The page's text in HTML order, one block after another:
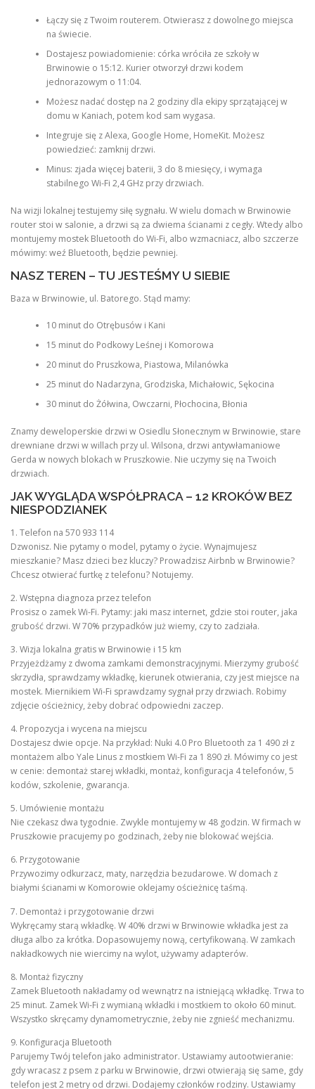
Łączy się z Twoim routerem. Otwierasz z dowolnego miejsca
na świecie.
Dostajesz powiadomienie: córka wróciła ze szkoły w
Brwinowie o 15:12. Kurier otworzył drzwi kodem
jednorazowym o 11:04.
Możesz nadać dostęp na 2 godziny dla ekipy sprzątającej w
domu w Kaniach, potem kod sam wygasa.
Integruje się z Alexa, Google Home, HomeKit. Możesz
powiedzieć: zamknij drzwi.
Minus: zjada więcej baterii, 3 do 8 miesięcy, i wymaga
stabilnego Wi-Fi 2,4 GHz przy drzwiach.
Na wizji lokalnej testujemy siłę sygnału. W wielu domach w Brwinowie
router stoi w salonie, a drzwi są za dwiema ścianami z cegły. Wtedy albo
montujemy mostek Bluetooth do Wi-Fi, albo wzmacniacz, albo szczerze
mówimy: weź Bluetooth, będzie pewniej.
NASZ TEREN – TU JESTEŚMY U SIEBIE
Baza w Brwinowie, ul. Batorego. Stąd mamy:
10 minut do Otrębusów i Kani
15 minut do Podkowy Leśnej i Komorowa
20 minut do Pruszkowa, Piastowa, Milanówka
25 minut do Nadarzyna, Grodziska, Michałowic, Sękocina
30 minut do Żółwina, Owczarni, Płochocina, Błonia
Znamy deweloperskie drzwi w Osiedlu Słonecznym w Brwinowie, stare
drewniane drzwi w willach przy ul. Wilsona, drzwi antywłamaniowe
Gerda w nowych blokach w Pruszkowie. Nie uczymy się na Twoich
drzwiach.
JAK WYGLĄDA WSPÓŁPRACA – 12 KROKÓW BEZ
NIESPODZIANEK
1. Telefon na 570 933 114
Dzwonisz. Nie pytamy o model, pytamy o życie. Wynajmujesz
mieszkanie? Masz dzieci bez kluczy? Prowadzisz Airbnb w Brwinowie?
Chcesz otwierać furtkę z telefonu? Notujemy.
2. Wstępna diagnoza przez telefon
Prosisz o zamek Wi-Fi. Pytamy: jaki masz internet, gdzie stoi router, jaka
grubość drzwi. W 70% przypadków już wiemy, czy to zadziała.
3. Wizja lokalna gratis w Brwinowie i 15 km
Przyjeżdżamy z dwoma zamkami demonstracyjnymi. Mierzymy grubość
skrzydła, sprawdzamy wkładkę, kierunek otwierania, czy jest miejsce na
mostek. Miernikiem Wi-Fi sprawdzamy sygnał przy drzwiach. Robimy
zdjęcie ościeżnicy, żeby dobrać odpowiedni zaczep.
4. Propozycja i wycena na miejscu
Dostajesz dwie opcje. Na przykład: Nuki 4.0 Pro Bluetooth za 1 490 zł z
montażem albo Yale Linus z mostkiem Wi-Fi za 1 890 zł. Mówimy co jest
w cenie: demontaż starej wkładki, montaż, konfiguracja 4 telefonów, 5
kodów, szkolenie, gwarancja.
5. Umówienie montażu
Nie czekasz dwa tygodnie. Zwykle montujemy w 48 godzin. W firmach w
Pruszkowie pracujemy po godzinach, żeby nie blokować wejścia.
6. Przygotowanie
Przywozimy odkurzacz, maty, narzędzia bezudarowe. W domach z
białymi ścianami w Komorowie oklejamy ościeżnicę taśmą.
7. Demontaż i przygotowanie drzwi
Wykręcamy starą wkładkę. W 40% drzwi w Brwinowie wkładka jest za
długa albo za krótka. Dopasowujemy nową, certyfikowaną. W zamkach
nakładkowych nie wiercimy na wylot, używamy adapterów.
8. Montaż fizyczny
Zamek Bluetooth nakładamy od wewnątrz na istniejącą wkładkę. Trwa to
25 minut. Zamek Wi-Fi z wymianą wkładki i mostkiem to około 60 minut.
Wszystko skręcamy dynamometrycznie, żeby nie zgnieść mechanizmu.
9. Konfiguracja Bluetooth
Parujemy Twój telefon jako administrator. Ustawiamy autootwieranie:
gdy wracasz z psem z parku w Brwinowie, drzwi otwierają się same, gdy
telefon jest 2 metry od drzwi. Dodajemy członków rodziny. Ustawiamy